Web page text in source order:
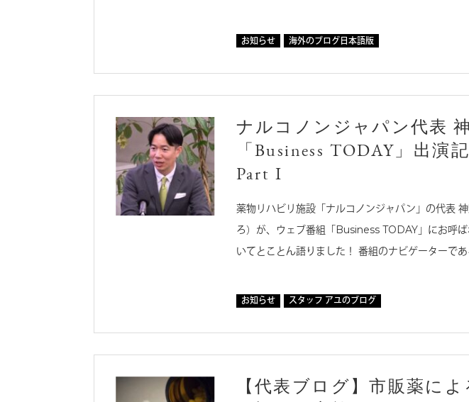
お知らせ 海外のブログ日本語版
ナルコノンジャパン代表
「Business TODAY」出演
Part I
薬物リハビリ施設「ナルコノンジャパン」の代表
ろ）が、ウェブ番組「Business TODAY」にお呼
いてとことん語りました！ 番組のナビゲーターで
お知らせ スタッフ アユのブログ
【代表ブログ】市販薬に